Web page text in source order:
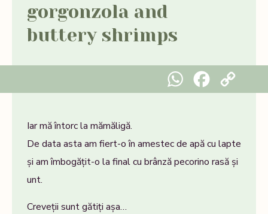
gorgonzola and
buttery shrimps
WhatsAppFacebook
Copy Link
Iar mă întorc la mămăligă.
De data asta am fiert-o în amestec de apă cu lapte
și am îmbogățit-o la final cu brânză pecorino rasă și
unt.
Creveții sunt gătiți așa…